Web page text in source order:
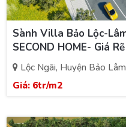
Sành Villa Bảo Lộc-
SECOND HOME- Giá
Lộc Ngãi, Huyện Bảo Lâm
Giá: 6tr/m2